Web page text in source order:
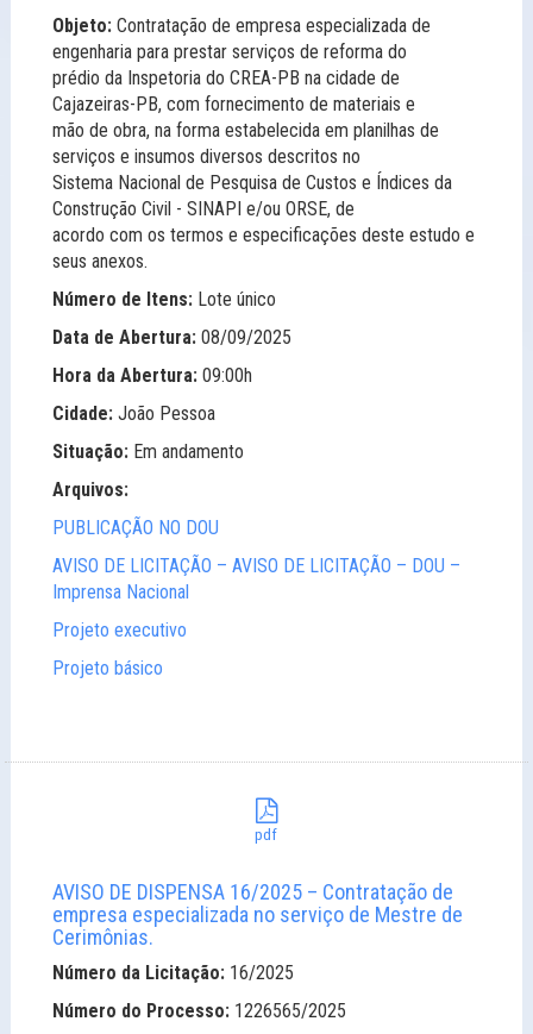
Objeto: Contratação de empresa especializada de
engenharia para prestar serviços de reforma do
prédio da Inspetoria do CREA-PB na cidade de
Cajazeiras-PB, com fornecimento de materiais e
mão de obra, na forma estabelecida em planilhas de
serviços e insumos diversos descritos no
Sistema Nacional de Pesquisa de Custos e Índices da
Construção Civil - SINAPI e/ou ORSE, de
acordo com os termos e especificações deste estudo e
seus anexos.
Número de Itens: Lote único
Data de Abertura: 08/09/2025
Hora da Abertura: 09:00h
Cidade: João Pessoa
Situação: Em andamento
Arquivos:
PUBLICAÇÃO NO DOU
AVISO DE LICITAÇÃO – AVISO DE LICITAÇÃO – DOU –
Imprensa Nacional
Projeto executivo
Projeto básico
pdf
AVISO DE DISPENSA 16/2025 – Contratação de
empresa especializada no serviço de Mestre de
Cerimônias.
Número da Licitação: 16/2025
Número do Processo: 1226565/2025